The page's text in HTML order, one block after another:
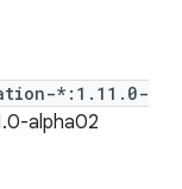
*:1.11.0-
alpha02